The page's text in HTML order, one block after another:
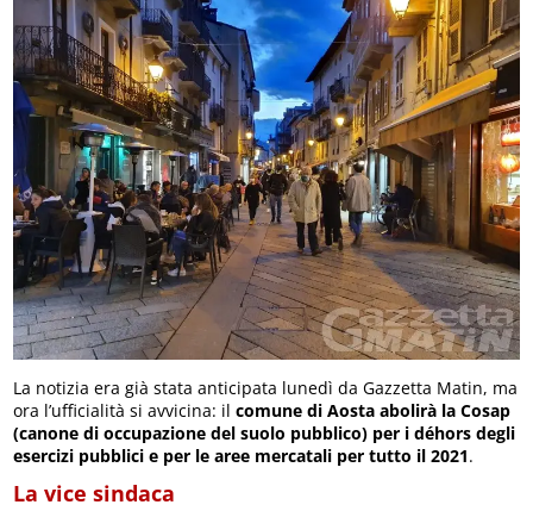
La notizia era già stata anticipata lunedì da Gazzetta Matin, ma
ora l’ufficialità si avvicina: ilcomune di Aosta abolirà la Cosap
(canone di occupazione del suolo pubblico) per i déhors degli
esercizi pubblici e per le aree mercatali per tutto il 2021.
La vice sindaca